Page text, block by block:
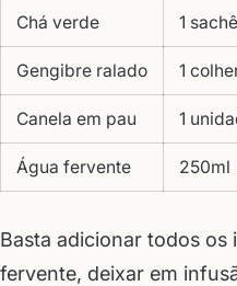
Chá verde 1
Gengibre ralado 1
Canela em pau 1
Água fervente 250ml
Basta adicionar todos os
fervente, deixar em